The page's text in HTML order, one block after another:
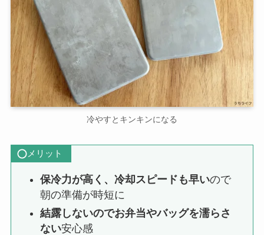
冷やすとキンキンになる
メリット
保冷力が高く、冷却スピードも早いので
朝の準備が時短に
結露しないのでお弁当やバッグを濡らさ
ない安心感